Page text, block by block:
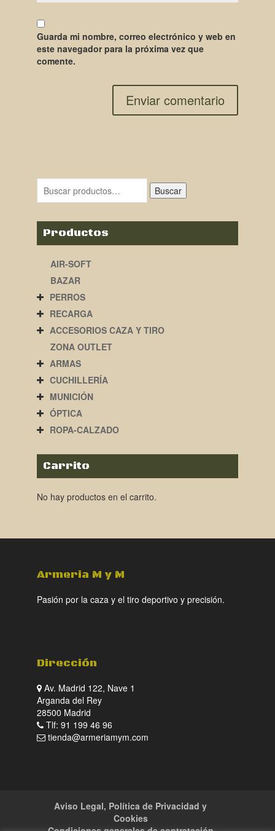
Guarda mi nombre, correo electrónico y web en
este navegador para la próxima vez que
comente.
Buscar
Productos
AIR-SOFT
BAZAR
PERROS
RECARGA
ACCESORIOS CAZA Y TIRO
ZONA OUTLET
ARMAS
CUCHILLERÍA
MUNICIÓN
ÓPTICA
ROPA-CALZADO
Carrito
No hay productos en el carrito.
Armeria M y M
Pasión por la caza y el tiro deportivo y precisión.
Dirección
Av. Madrid 122, Nave 1
Arganda del Rey
28500 Madrid
Tlf: 91 199 46 96
tienda@armeriamym.com
Aviso Legal, Política de Privacidad y
Cookies